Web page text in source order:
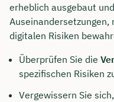
erheblich ausgebaut
Auseinandersetzungen,
digitalen Risiken
Überprüfen Sie die
spezifischen Risiken
Vergewissern Sie